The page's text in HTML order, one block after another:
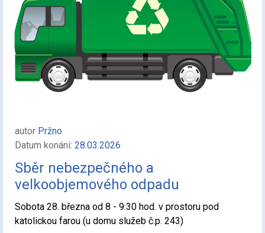
autor Pržno
Datum konání: 28.03.2026
Sběr nebezpečného a
velkoobjemového odpadu
Sobota 28. března od 8 - 9:30 hod. v prostoru pod
katolickou farou (u domu služeb č.p. 243)